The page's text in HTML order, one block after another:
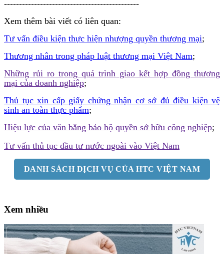
---------------------------------------------
Xem thêm bài viết có liên quan:
Tư vấn điều kiện thực hiện nhượng quyền thương mại;
Thương nhân trong pháp luật thương mại Việt Nam;
Những rủi ro trong quá trình giao kết hợp đồng thương
mại của doanh nghiệp;
Thủ tục xin cấp giấy chứng nhận cơ sở đủ điều kiện vệ
sinh an toàn thực phẩm;
Hiệu lực của văn bằng bảo hộ quyền sở hữu công nghiệp;
Tư vấn thủ tục đầu tư nước ngoài vào Việt Nam
DANH SÁCH DỊCH VỤ CỦA HTC VIỆT NAM
Xem nhiều